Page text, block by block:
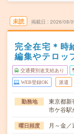
未読 掲載日 2026/08/
完全在宅＊時
編集やテロッ
交通費別途支給あり
WEB登録OK 派遣
勤務地
東京都新
市ケ谷駅
曜日頻度 月～金